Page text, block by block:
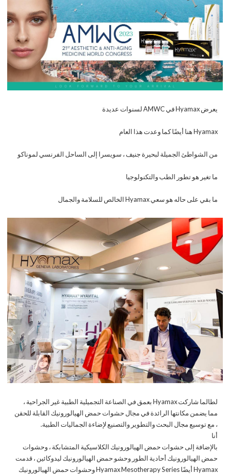
يعرض Hyamax في AMWC لسنوات عديدة
Hyamax هنا أيضًا كما وعدت هذا العام
من الشواطئ الجميلة لبحيرة جنيف ، سويسرا إلى الساحل الفرنسي لموناكو
ما تغير هو تطور الطب والتكنولوجيا
ما بقي على حاله هو سعي Hyamax الخالص للسلامة والجمال
لطالما شاركت Hyamax بعمق في الصناعة التجميلية الطبية غير الجراحية ،
مما يضمن مكانتها الرائدة في مجال حشوات حمض الهيالورونيك القابلة للحقن
، مع توسيع مجال البحث والتطوير والتصنيع لإضاءة الجماليات الطبية.
أنا
بالإضافة إلى حشوات حمض الهيالورونيك الكلاسيكية المتشابكة ، وحشوات
حمض الهيالورونيك أحادية الطور وحشو حمض الهيالورونيك ليدوكائين ، قدمت
Hyamax أيضًا Hyamax Mesotherapy Series وحشوات حمض الهيالورونيك